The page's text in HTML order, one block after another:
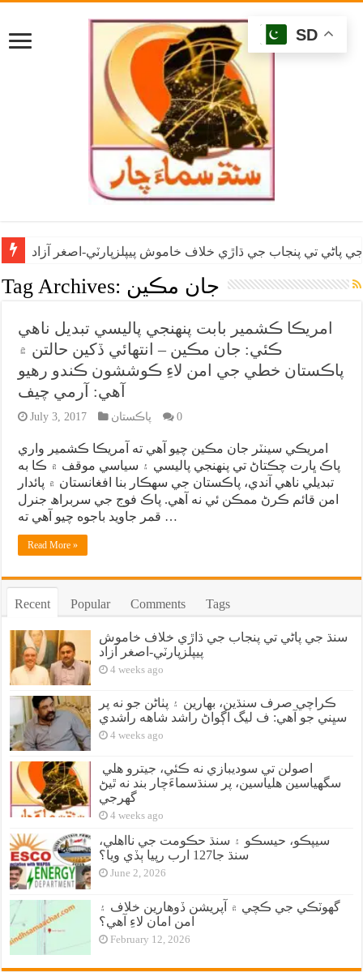
پاڻي تي پنجاب جي ڌاڙي خلاف خاموش پيپلزپارٽي-اصغر آزاد
Tag Archives: جان مڪين
امريڪا ڪشمير بابت پنهنجي پاليسي تبديل ناهي
ڪئي: جان مڪين – انتهائي ڏکين حالتن ۾
پاڪستان خطي جي امن لاءِ ڪوششون ڪندو رهيو
آهي: آرمي چيف
July 3, 2017 پاڪستان 0
امريڪي سينٽر جان مڪين چيو آهي ته آمريڪا ڪشمير واري
پاڪ ڀارت چڪتاڻ تي پنهنجي پاليسي ۽ سياسي موقف ۾ ڪا به
تبديلي ناهي آندي، پاڪستان جي سهڪار بنا افغانستان ۾ پائدار
امن قائم ڪرڻ ممڪن ئي نه آهي. پاڪ فوج جي سربراھ جنرل
قمر جاويد باجوه چيو آهي ته …
Read More »
Recent Popular Comments Tags
سنڌ جي پاڻي تي پنجاب جي ڌاڙي خلاف خاموش
پيپلزپارٽي-اصغر آزاد
4 weeks ago
ڪراچي صرف سنڌين، بهارين ۽ پٺاڻن جو نه پر
سڀني جو آهي: ف ليگ اڳواڻ راشد شاهه راشدي
4 weeks ago
سگهياسين هلياسين، پر سنڌسماءَچار بند نه ٿيڻ
گهرجي
4 weeks ago
سيپڪو، حيسڪو ۽ سنڌ حڪومت جي نااهلي،
سنڌ جا127 ارب رپيا ٻڏي ويا؟
June 2, 2026
گهوٽڪي جي ڪچي ۾ آپريشن ڏوهارين خلاف ۽
امن امان لاءِ آهي؟
February 12, 2026
SD